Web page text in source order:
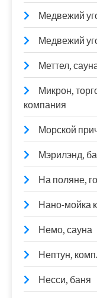
Медвежий
Медвежий
Меттел,
Микрон,
компания
Морской
Мэрилэнд,
На поляне,
Нано-мойка
Немо, сауна
Нептун,
Несси, баня